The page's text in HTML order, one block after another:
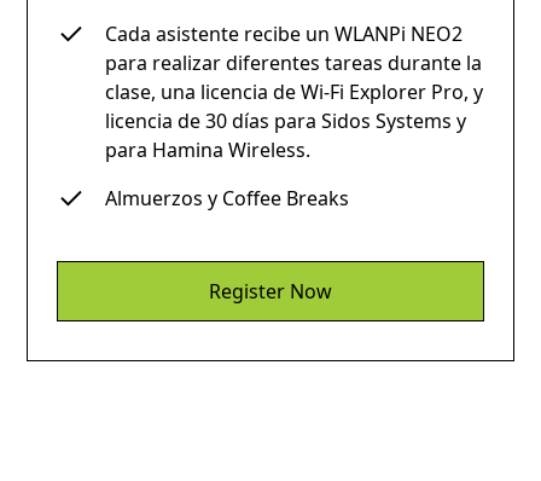
Cada asistente recibe un WLANPi NEO2
para realizar diferentes tareas durante la
clase, una licencia de Wi-Fi Explorer Pro, y
licencia de 30 días para Sidos Systems y
para Hamina Wireless.
Almuerzos y Coffee Breaks
Register Now